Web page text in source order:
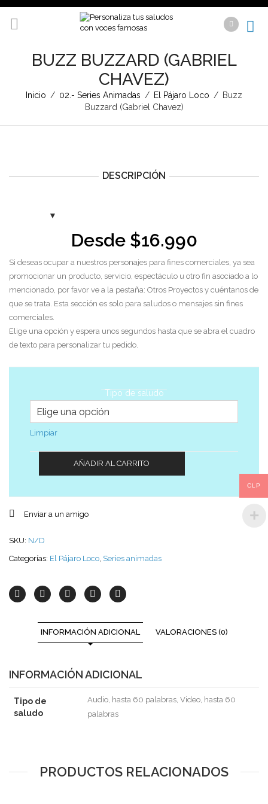
BUZZ BUZZARD (GABRIEL
CHAVEZ)
Inicio / 02.- Series Animadas / El Pájaro Loco / Buzz
Buzzard (Gabriel Chavez)
DESCRIPCIÓN
Desde $16.990
Si deseas ocupar a nuestros personajes para fines comerciales, ya sea
promocionar un producto, servicio, espectáculo u otro fin asociado a lo
mencionado, por favor ve a la pestaña: Otros Proyectos y cuéntanos de
que se trata. Esta sección es solo para saludos o mensajes sin fines
comerciales.
Elige una opción y espera unos segundos hasta que se abra el cuadro
de texto para personalizar tu pedido.
Tipo de saludo
Limpiar
AÑADIR AL CARRITO
Enviar a un amigo
SKU: N/D
Categorías: El Pájaro Loco, Series animadas
INFORMACIÓN ADICIONAL VALORACIONES (0)
INFORMACIÓN ADICIONAL
Tipo de
saludo
Audio, hasta 60 palabras, Video, hasta 60
palabras
PRODUCTOS RELACIONADOS
CLP